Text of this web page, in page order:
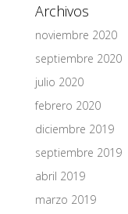
Archivos
noviembre 2020
septiembre 2020
julio 2020
febrero 2020
diciembre 2019
septiembre 2019
abril 2019
marzo 2019